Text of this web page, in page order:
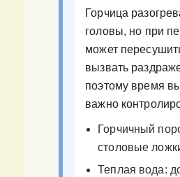
Горчица
головы, но при
может
вызвать
поэтому время
важно
Горчичный
столовые
Теплая вода: